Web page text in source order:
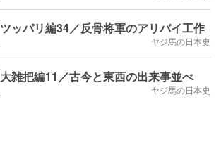
ツッパリ編34／反骨将軍のアリバイ工作
ヤジ馬の日本史
大雑把編11／古今と東西の出来事並べ
ヤジ馬の日本史